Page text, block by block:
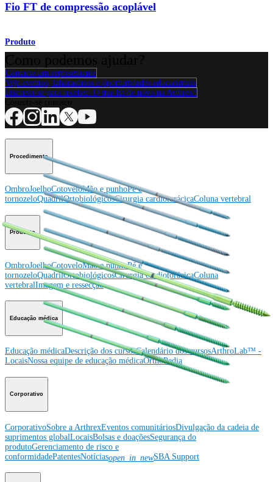
Fio FT de compressão acoplável
Produto
Contacte um representante
Veja eventos, laboratórios e oportunidades educacionais
Inscreva-se para receber: O que há de novo na Arthrex?
Procedimento
OmbroJoelhoCotoveloMão e punhoPé e
tornozeloQuadrilOrtobiológicosCirurgia cardiotorácicaColuna vertebral
Producto
OmbroJoelhoCotoveloMão e punhoPé e
tornozeloQuadrilOrtobiológicosCirurgia cardiotorácicaColuna
vertebralImagem e ressecção
Educação médica
Educação médicaDescrição dos cursosCalendário dos cursosArthroLab™ -
LocaisNossa equipe de educação médicaOrthoPedia
Corporativo
CorporativoSobre a ArthrexEventos comunitáriosDivulgação da cadeia de
suprimentos globalLocaisBolsas e doaçõesSegurança do
produtoGerenciamento de risco e
conformidadePatentesNotíciasopen_in_newSBA Support